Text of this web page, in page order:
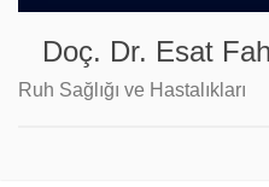
Doç. Dr. Esat
Ruh Sağlığı ve Hastalıkları